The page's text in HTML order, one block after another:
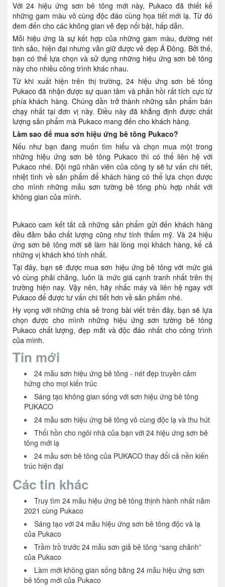
Với 24 hiệu ứng sơn bê tông mới này, Pukaco đã thiết kế
những gam màu vô cùng độc đáo cùng họa tiết mới lạ. Từ đó
đem đến cho các không gian vẻ đẹp nổi bật, hấp dẫn.
Mỗi hiệu ứng là sự kết hợp của những gam màu, đường nét
tinh sảo, hiện đại nhưng vẫn giữ được vẻ đẹp Á Đông. Bởi thế,
bạn có thể lựa chọn và sử dụng những hiệu ứng sơn bê tông
này cho nhiều công trình khác nhau.
Từ khi xuất hiện trên thị trường, 24 hiệu ứng sơn bê tông
Pukaco đã nhận được sự quan tâm và phản hồi rất tích cực từ
phía khách hàng. Chúng dần trở thành những sản phẩm bán
chạy nhất tại đơn vị này. Điều này đã khẳng định được chất
lượng sản phẩm mà Pukaco mang đến cho khách hàng.
Làm sao để mua sơn hiệu ứng bê tông Pukaco?
Nếu như bạn đang muốn tìm hiểu và chọn mua một trong
những hiệu ứng sơn bê tông Pukaco thì có thể liên hệ với
Pukaco nhé. Đội ngũ nhân viên của công ty sẽ tư vấn chi tiết,
nhiệt tình về sản phẩm để khách hàng có thể lựa chọn được
cho mình những mẫu sơn tường bê tông phù hợp nhất với
không gian của mình.
Pukaco cam kết tất cả những sản phẩm gửi đến khách hàng
đều đảm bảo chất lượng cũng như tính thẩm mỹ. Và 24 hiệu
ứng sơn bê tông mới sẽ làm hài lòng mọi khách hàng, kể cả
những vị khách khó tính nhất.
Tại đây, bạn sẽ được mua sơn hiệu ứng bê tông với mức giá
vô cùng phải chăng, luôn là mức giá cạnh tranh nhất trên thị
trường hiện nay. Vậy nên, hãy nhấc máy và liên hệ ngay với
Pukaco để được tư vấn chi tiết hơn về sản phẩm nhé.
Hy vọng với những chia sẻ trong bài viết trên đây, bạn sẽ lựa
chọn được cho mình những hiệu ứng sơn tường bê tông
Pukaco chất lượng, đẹp mắt và độc đáo nhất cho công trình
của mình.
Tin mới
24 mẫu sơn hiệu ứng bê tông - nét đẹp truyền cảm
hứng cho mọi kiến trúc
Sáng tạo không gian sống với sơn hiệu ứng bê tông
PUKACO
24 mẫu sơn hiệu ứng bê tông vô cùng độc lạ và thu hút
Thổi hồn cho ngôi nhà của bạn với 24 hiệu ứng sơn bê
tông mới lạ
24 mẫu sơn bê tông của PUKACO thay đổi cả nền kiến
trúc hiện đại
Các tin khác
Truy tìm 24 mẫu hiệu ứng bê tông thịnh hành nhất năm
2021 cùng Pukaco
Sáng tạo với 24 mẫu hiệu ứng sơn bê tông độc và lạ
của Pukaco
Trầm trồ trước 24 mẫu sơn giả bê tông “sang chảnh”
của Pukaco
Làm mới không gian sống bằng 24 mẫu hiệu ứng sơn
bê tông mới của Pukaco